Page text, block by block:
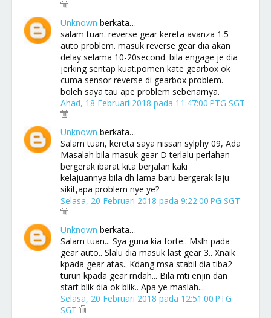
Unknown berkata…
salam tuan. reverse gear kereta avanza 1.5
auto problem. masuk reverse gear dia akan
delay selama 10-20second. bila engage je dia
jerking sentap kuat.pomen kate gearbox ok
cuma sensor reverse di gearbox problem.
boleh saya tau ape problem sebenarnya.
Ahad, 18 Februari 2018 pada 11:47:00 PTG SGT
Unknown berkata…
Salam tuan, kereta saya nissan sylphy 09, Ada
Masalah bila masuk gear D terlalu perlahan
bergerak ibarat kita berjalan kaki
kelajuannya.bila dh lama baru bergerak laju
sikit,apa problem nye ye?
Selasa, 20 Februari 2018 pada 9:22:00 PG SGT
Unknown berkata…
Salam tuan... Sya guna kia forte.. Mslh pada
gear auto.. Slalu dia masuk last gear 3.. Xnaik
kpada gear atas.. Kdang msa stabil dia tiba2
turun kpada gear rndah... Bila mti enjin dan
start blik dia ok blik.. Apa ye maslah...
Selasa, 20 Februari 2018 pada 12:51:00 PTG
SGT